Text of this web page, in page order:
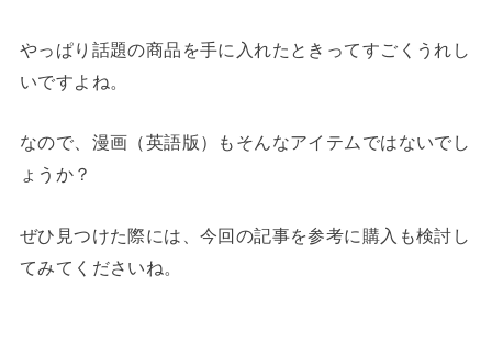
やっぱり話題の商品を手に入れたときってすごくうれし
いですよね。
なので、漫画（英語版）もそんなアイテムではないでし
ょうか？
ぜひ見つけた際には、今回の記事を参考に購入も検討し
てみてくださいね。